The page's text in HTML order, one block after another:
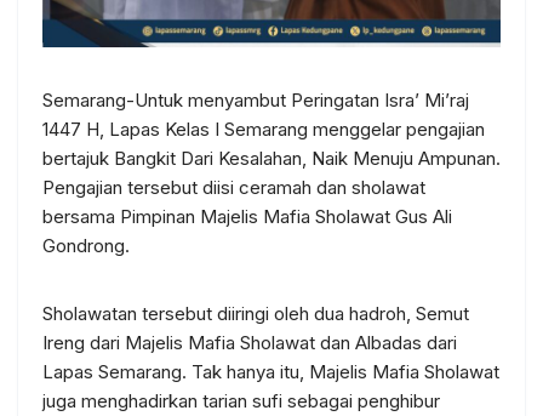
Semarang-Untuk menyambut Peringatan Isra’ Mi’raj
1447 H, Lapas Kelas I Semarang menggelar pengajian
bertajuk Bangkit Dari Kesalahan, Naik Menuju Ampunan.
Pengajian tersebut diisi ceramah dan sholawat
bersama Pimpinan Majelis Mafia Sholawat Gus Ali
Gondrong.
Sholawatan tersebut diiringi oleh dua hadroh, Semut
Ireng dari Majelis Mafia Sholawat dan Albadas dari
Lapas Semarang. Tak hanya itu, Majelis Mafia Sholawat
juga menghadirkan tarian sufi sebagai penghibur